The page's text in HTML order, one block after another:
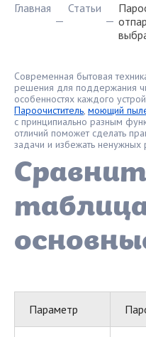
Главная Статьи
Современная бытовая
решения для поддержания
особенностях каждого
Пароочиститель, моющий
с принципиально разным
отличий поможет сделать
задачи и избежать ненужных
Параметр